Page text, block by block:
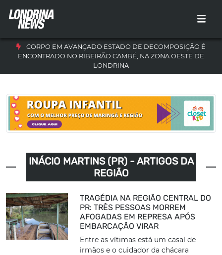
CORPO EM AVANÇADO ESTADO DE DECOMPOSIÇÃO É
ENCONTRADO NO RIBEIRÃO CAMBÉ, NA ZONA OESTE DE
LONDRINA
INÁCIO MARTINS (PR) - ARTIGOS DA
REGIÃO
TRAGÉDIA NA REGIÃO CENTRAL DO
PR: TRÊS PESSOAS MORREM
AFOGADAS EM REPRESA APÓS
EMBARCAÇÃO VIRAR
Entre as vítimas está um casal de
irmãos e o cuidador da chácara